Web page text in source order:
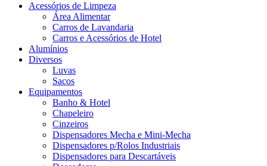
Acessórios de Limpeza
Área Alimentar
Carros de Lavandaria
Carros e Acessórios de Hotel
Alumínios
Diversos
Luvas
Sacos
Equipamentos
Banho & Hotel
Chapeleiro
Cinzeiros
Dispensadores Mecha e Mini-Mecha
Dispensadores p/Rolos Industriais
Dispensadores para Descartáveis